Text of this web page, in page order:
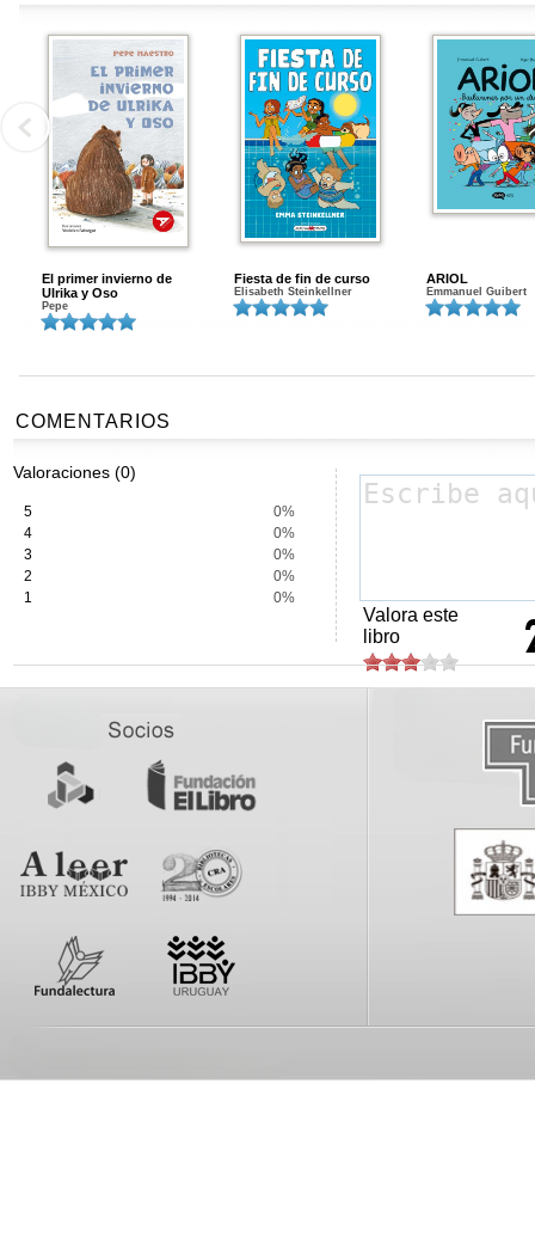
El primer invierno de
Ulrika y Oso
Pepe
Fiesta de fin de curso
Elisabeth Steinkellner
ARIOL
Emmanuel Guibert
COMENTARIOS
Valoraciones (0)
5
0%
4
0%
3
0%
2
0%
1
0%
Valora este
libro